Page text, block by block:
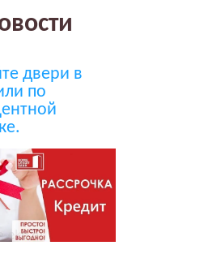
двери в
по